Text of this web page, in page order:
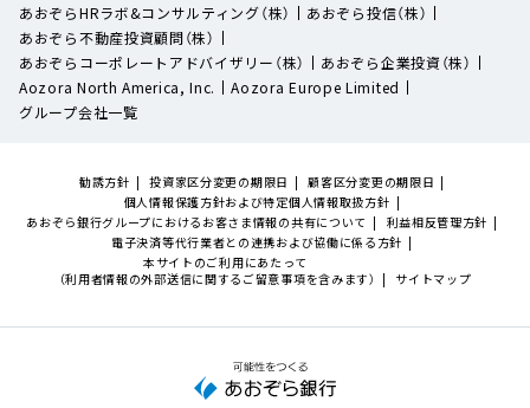
あおぞらHRラボ&コンサルティング（株）
あおぞら投信（株）
あおぞら不動産投資顧問（株）
あおぞらコーポレートアドバイザリー（株）
あおぞら企業投資（株）
Aozora North America, Inc.
Aozora Europe Limited
グループ会社一覧
勧誘方針 投資家区分変更の期限日
顧客区分変更の期限日
個人情報保護方針および特定個人情報取扱方針
あおぞら銀行グループにおけるお客さま情報の共有について
利益相反管理方針
電子決済等代行業者との連携および協働に係る方針
本サイトのご利用にあたって
（利用者情報の外部送信に関するご留意事項を含みます）
サイトマップ